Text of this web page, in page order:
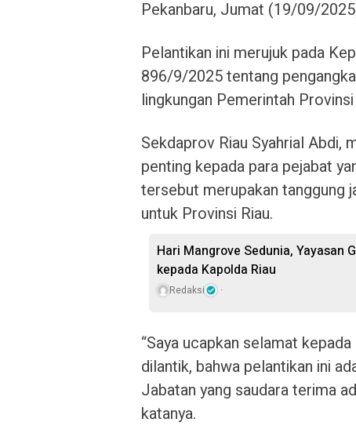
Pekanbaru, Jumat (19/09/
Pelantikan ini merujuk pada
896/9/2025 tentang
lingkungan Pemerintah Provinsi
Sekdaprov Riau Syahrial Abdi,
penting kepada para pejabat
tersebut merupakan tanggung
untuk Provinsi Riau.
Hari Mangrove Sedunia, Yayasan
kepada Kapolda Riau
Redaksi
“Saya ucapkan selamat
dilantik, bahwa pelantikan ini
Jabatan yang saudara terima
katanya.